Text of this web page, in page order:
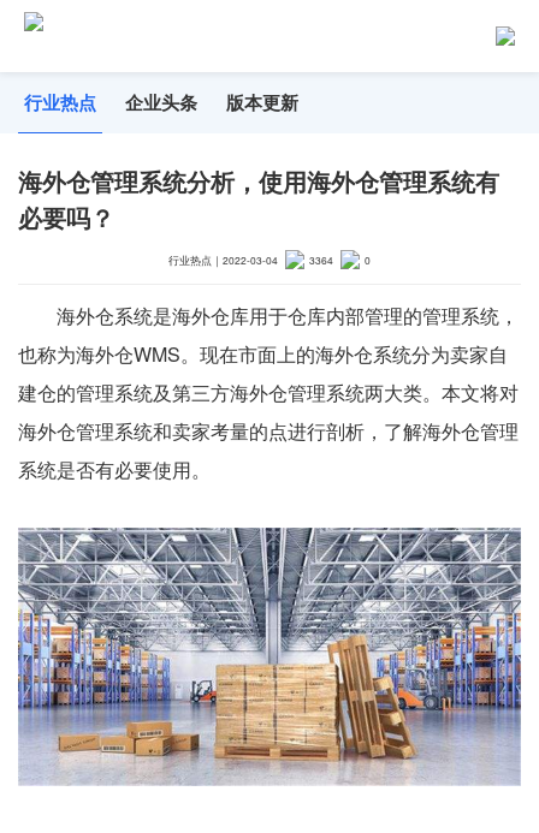
行业热点 企业头条 版本更新
海外仓管理系统分析，使用海外仓管理系统有
必要吗？
行业热点 ｜ 2022-03-04 3364 0
海外仓系统是海外仓库用于仓库内部管理的管理系统，
也称为海外仓WMS。现在市面上的海外仓系统分为卖家自
建仓的管理系统及第三方海外仓管理系统两大类。本文将对
海外仓管理系统和卖家考量的点进行剖析，了解海外仓管理
系统是否有必要使用。